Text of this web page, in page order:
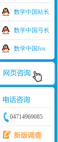
数学中国站长
数学中国弓长
数学中国fox
04714969085